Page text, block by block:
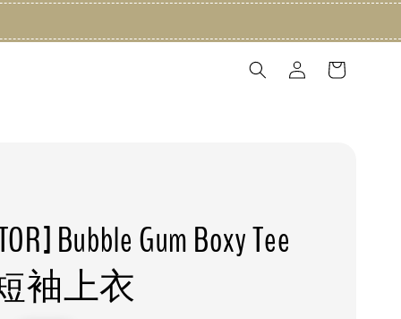
Bubble Gum Boxy Tee
袖上衣